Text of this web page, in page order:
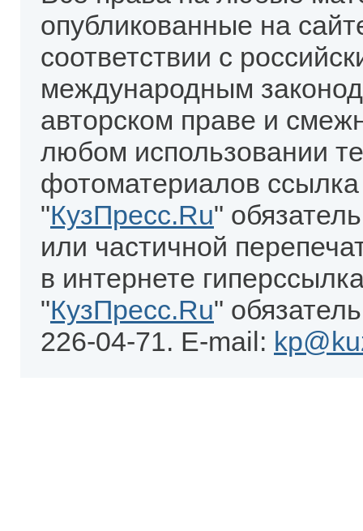
опубликованные на
соответствии с
международным
авторском праве и
любом использовании
фотоматериалов
"КузПресс.Ru"
или частичной
в интернете
"КузПресс.Ru"
226-04-71. E-mail: